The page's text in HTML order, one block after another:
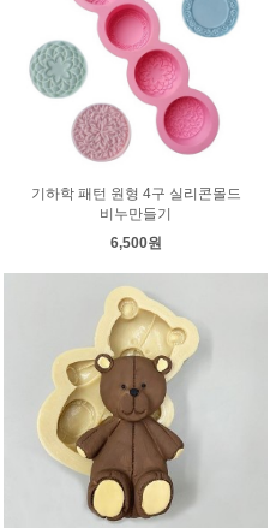
기하학 패턴 원형 4구 실리콘몰드
비누만들기
6,500원